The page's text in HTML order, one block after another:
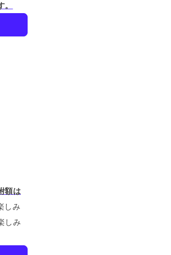
額は
しみ
しみ